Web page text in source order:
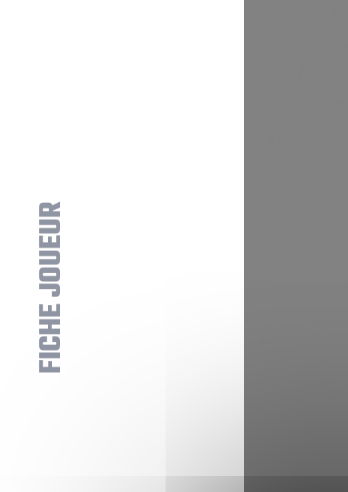
FICHE JOUEUR